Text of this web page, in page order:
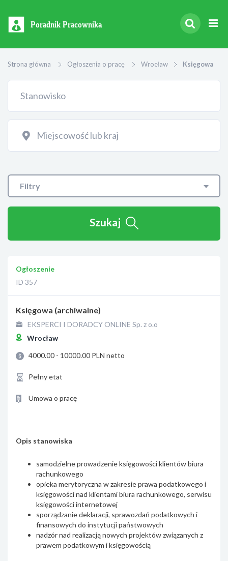
Poradnik Pracownika
Strona główna Ogłoszenia o pracę Wrocław Księgowa
Filtry
Szukaj
Ogłoszenie
ID 357
Księgowa (archiwalne)
EKSPERCI I DORADCY ONLINE Sp. z o.o
Wrocław
4000.00 - 10000.00 PLN netto
Pełny etat
Umowa o pracę
Opis stanowiska
samodzielne prowadzenie księgowości klientów biura
rachunkowego
opieka merytoryczna w zakresie prawa podatkowego i
księgowości nad klientami biura rachunkowego, serwisu
księgowości internetowej
sporządzanie deklaracji, sprawozdań podatkowych i
finansowych do instytucji państwowych
nadzór nad realizacją nowych projektów związanych z
prawem podatkowym i księgowością